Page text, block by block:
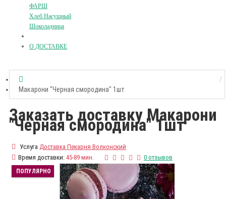
ФАРШ
Хлеб Насущный
Шоколадница
О ДОСТАВКЕ
Макарони "Черная смородина" 1шт
Заказать доставку Макарони
"Черная смородина" 1шт
Услуга Доставка Пекарня Волконский
Время доставки: 45-89 мин. 0 отзывов
ПОПУЛЯРНО